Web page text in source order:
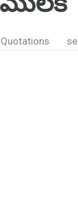
Quotations se